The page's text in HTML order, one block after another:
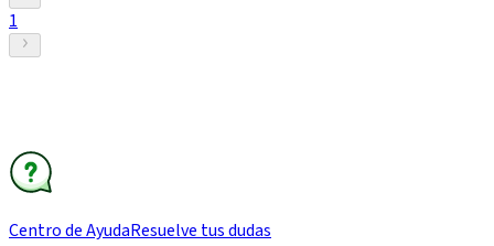
1
Centro de AyudaResuelve tus dudas